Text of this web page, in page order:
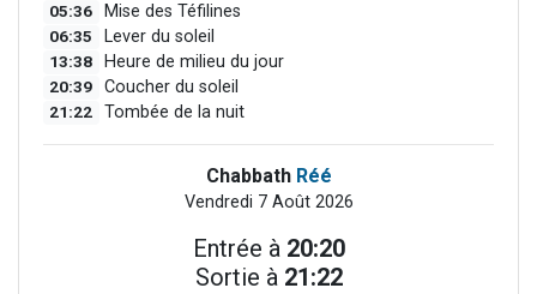
05:36 Mise des Téfilines
06:35 Lever du soleil
13:38 Heure de milieu du jour
20:39 Coucher du soleil
21:22 Tombée de la nuit
Chabbath Réé
Vendredi 7 Août 2026
Entrée à 20:20
Sortie à 21:22